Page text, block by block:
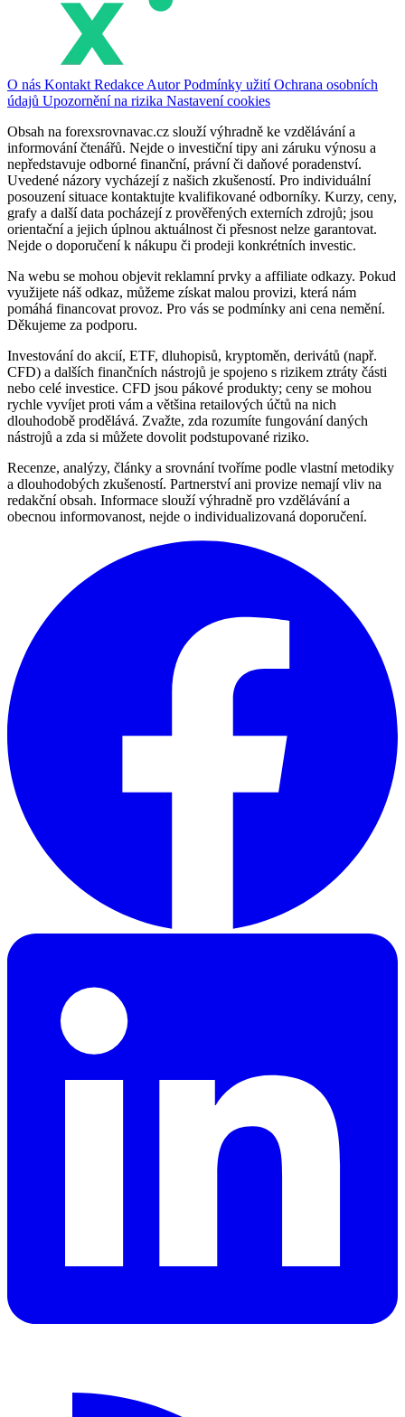
O nás Kontakt Redakce AutorPodmínky užitíOchrana osobních
údajů Upozornění na rizika Nastavení cookies
Obsah na forexsrovnavac.cz slouží výhradně ke vzdělávání a
informování čtenářů. Nejde o investiční tipy ani záruku výnosu a
nepředstavuje odborné finanční, právní či daňové poradenství.
Uvedené názory vycházejí z našich zkušeností. Pro individuální
posouzení situace kontaktujte kvalifikované odborníky. Kurzy, ceny,
grafy a další data pocházejí z prověřených externích zdrojů; jsou
orientační a jejich úplnou aktuálnost či přesnost nelze garantovat.
Nejde o doporučení k nákupu či prodeji konkrétních investic.
Na webu se mohou objevit reklamní prvky a affiliate odkazy. Pokud
využijete náš odkaz, můžeme získat malou provizi, která nám
pomáhá financovat provoz. Pro vás se podmínky ani cena nemění.
Děkujeme za podporu.
Investování do akcií, ETF, dluhopisů, kryptoměn, derivátů (např.
CFD) a dalších finančních nástrojů je spojeno s rizikem ztráty části
nebo celé investice. CFD jsou pákové produkty; ceny se mohou
rychle vyvíjet proti vám a většina retailových účtů na nich
dlouhodobě prodělává. Zvažte, zda rozumíte fungování daných
nástrojů a zda si můžete dovolit podstupované riziko.
Recenze, analýzy, články a srovnání tvoříme podle vlastní metodiky
a dlouhodobých zkušeností. Partnerství ani provize nemají vliv na
redakční obsah. Informace slouží výhradně pro vzdělávání a
obecnou informovanost, nejde o individualizovaná doporučení.